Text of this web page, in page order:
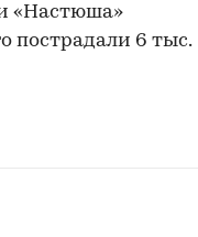
«Настюша»
пострадали 6 тыс.